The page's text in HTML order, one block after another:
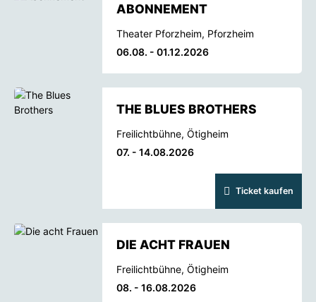
ABONNEMENT
Theater Pforzheim, Pforzheim
06.08. - 01.12.2026
THE BLUES BROTHERS
Freilichtbühne, Ötigheim
07. - 14.08.2026
Ticket kaufen
DIE ACHT FRAUEN
Freilichtbühne, Ötigheim
08. - 16.08.2026